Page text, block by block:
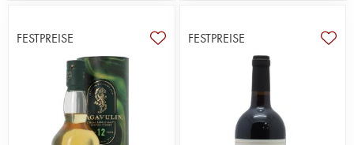
FESTPREISE FESTPREISE